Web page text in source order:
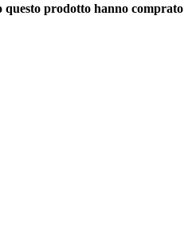
questo prodotto hanno comprato